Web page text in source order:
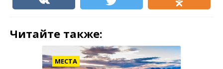
Читайте также:
МЕСТА